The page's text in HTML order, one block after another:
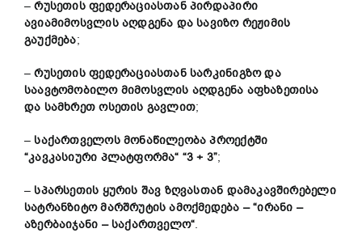
–რუსეთის ფედერაციასთან პირდაპირი
ავიამიმოსვლის აღდგენა და სავიზო რეჟიმის
გაუქმება;
–რუსეთის ფედერაციასთან სარკინიგზო და
საავტომობილო მიმოსვლის აღდგენა აფხაზეთისა
და სამხრეთ ოსეთის გავლით;
–საქართველოს მონაწილეობა პროექტში
“კავკასიური პლატფორმა“ “3 + 3”;
–სპარსეთის ყურის შავ ზღვასთან დამაკავშირებელი
სატრანზიტო მარშრუტისამოქმედება –“ირანი –
აზერბაიჯანი –საქართველო“.